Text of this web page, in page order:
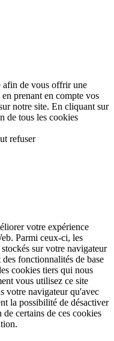
afin de vous offrir une
prenant en compte vos
notre site. En cliquant sur
de tous les cookies
refuser
votre expérience
Parmi ceux-ci, les
sur votre navigateur
fonctionnalités de base
cookies tiers qui nous
vous utilisez ce site
votre navigateur qu'avec
la possibilité de désactiver
certains de ces cookies